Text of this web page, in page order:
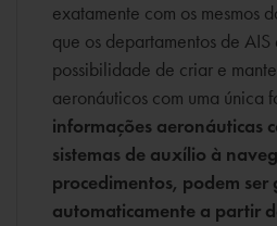
exatamente com os mesmos
que os departamentos de
possibilidade de criar e
aeronáuticos com uma única
informações aeronáuticas
sistemas de auxílio à
procedimentos, podem ser
automaticamente a partir